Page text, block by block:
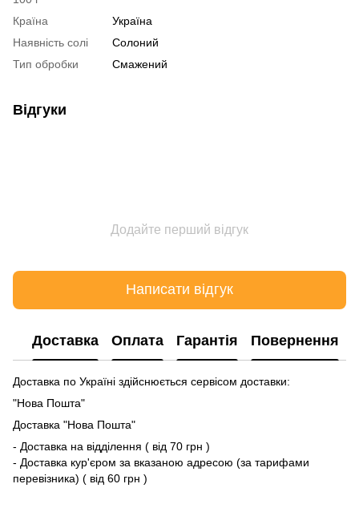
Країна
Україна
Наявність солі
Солоний
Тип обробки
Смажений
Відгуки
Додайте перший відгук
Написати відгук
Доставка Оплата Гарантія Повернення
Доставка по Україні здійснюється сервісом доставки:
"Нова Пошта"
Доставка "Нова Пошта"
- Доставка на відділення ( від 70 грн )
- Доставка кур'єром за вказаною адресою (за тарифами
перевізника) ( від 60 грн )